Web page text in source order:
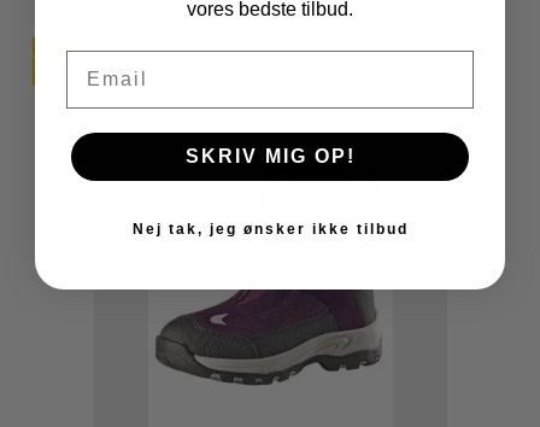
TILBUD
vores bedste tilbud.
SKRIV MIG OP!
Nej tak, jeg ønsker ikke tilbud